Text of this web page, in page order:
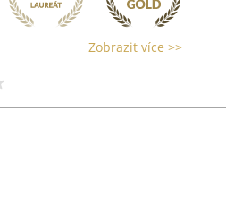
Zobrazit více >>